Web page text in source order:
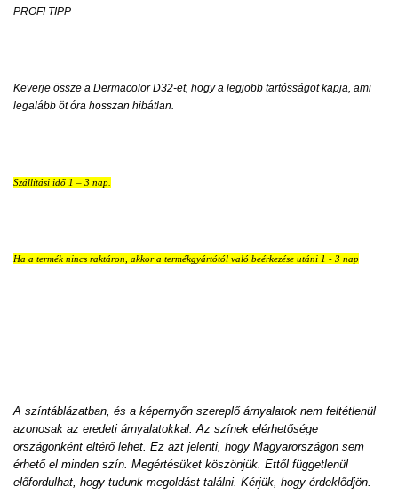
PROFI TIPP
Keverje össze a Dermacolor D32-et, hogy a legjobb tartósságot kapja, ami
legalább öt óra hosszan hibátlan.
Szállítási idő 1 – 3 nap.
Ha a termék nincs raktáron, akkor a termékgyártótól való beérkezése utáni 1 - 3 nap
A színtáblázatban, és a képernyőn szereplő árnyalatok nem feltétlenül
azonosak az eredeti árnyalatokkal. Az színek elérhetősége
országonként eltérő lehet. Ez azt jelenti, hogy Magyarországon sem
érhető el minden szín. Megértésüket köszönjük. Ettől függetlenül
előfordulhat, hogy tudunk megoldást találni. Kérjük, hogy érdeklődjön.